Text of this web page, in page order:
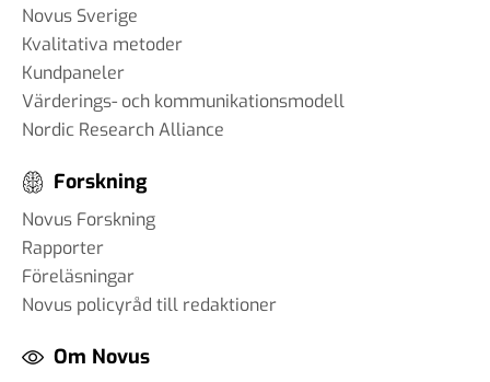
Novus Sverige
Kvalitativa metoder
Kundpaneler
Värderings- och kommunikationsmodell
Nordic Research Alliance
Forskning
Novus Forskning
Rapporter
Föreläsningar
Novus policyråd till redaktioner
Om Novus